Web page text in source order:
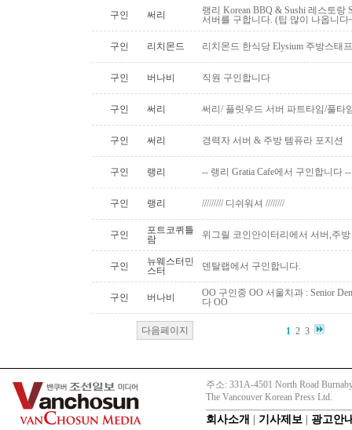
구인 써리
랭리 Korean BBQ & Sushi 레스토
서버를 구합니다. (팁 많이 나옵니다
구인 리치몬드 리치몬드 한식당 Elysium 주방스태
구인 버나비 직원 구인합니다
구인 써리 써리/ 플릿우드 서버 파트타임/풀타
구인 써리 경력자 서버 & 주방 템퓨라 포지션
구인 랭리 -- 랭리 Gratia Cafe에서 구인합니다 --
구인 랭리 ///////// 디쉬워셔 ////////
구인
포트코퀴틀
람
위그릴 코인안이터리에서 서버,주
구인
뉴웨스터민
스터
덴탈랩에서 구인합니다.
구인 버나비
OO 구인중 OO 서울치과 : Senior
다 OO
다음페이지 1 2 3
주소: 331A-4501 North Road
The Vancouver Korean Press Ltd.
회사소개 기사제보 광고안